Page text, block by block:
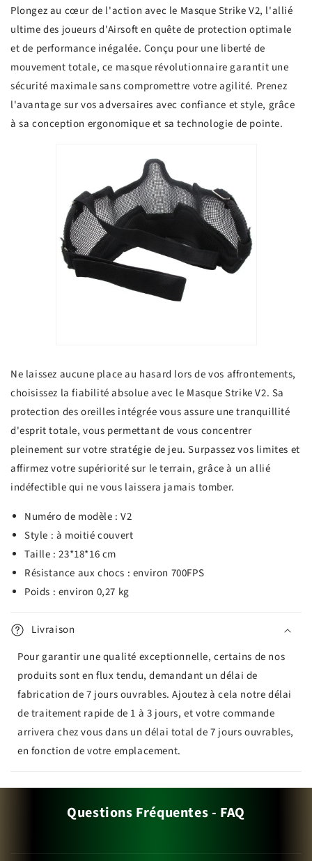
Plongez au cœur de l'action avec le Masque Strike V2, l'allié
ultime des joueurs d'Airsoft en quête de protection optimale
et de performance inégalée. Conçu pour une liberté de
mouvement totale, ce masque révolutionnaire garantit une
sécurité maximale sans compromettre votre agilité. Prenez
l'avantage sur vos adversaires avec confiance et style, grâce
à sa conception ergonomique et sa technologie de pointe.
Ne laissez aucune place au hasard lors de vos affrontements,
choisissez la fiabilité absolue avec le Masque Strike V2. Sa
protection des oreilles intégrée vous assure une tranquillité
d'esprit totale, vous permettant de vous concentrer
pleinement sur votre stratégie de jeu. Surpassez vos limites et
affirmez votre supériorité sur le terrain, grâce à un allié
indéfectible qui ne vous laissera jamais tomber.
Numéro de modèle : V2
Style : à moitié couvert
Taille : 23*18*16 cm
Résistance aux chocs : environ 700FPS
Poids : environ 0,27 kg
Livraison
Pour garantir une qualité exceptionnelle, certains de nos
produits sont en flux tendu, demandant un délai de
fabrication de 7 jours ouvrables. Ajoutez à cela notre délai
de traitement rapide de 1 à 3 jours, et votre commande
arrivera chez vous dans un délai total de 7 jours ouvrables,
en fonction de votre emplacement.
Questions Fréquentes - FAQ